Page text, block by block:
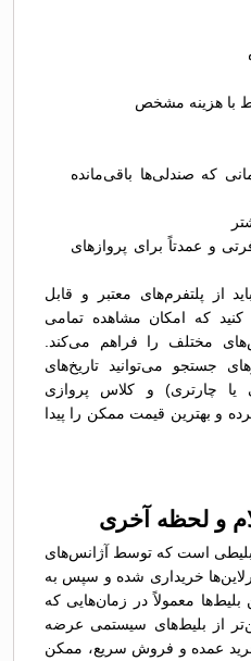
با هزینه مشخص
که صندلی‌ها باقی‌مانده
و عمدتاً برای پروازهای
از پلتفرم‌های معتبر و قابل
کنید که امکان مشاهده تمامی
مختلف را فراهم می‌کند.
جستجو می‌توانید تاریخ‌های
یا چارتری) و کلاس پروازی
و بهترین قیمت ممکن را پیدا
و لحظه آخری
بلیطی است که توسط آژانس‌های
خریداری شده و سپس به
معمولاً در زمان‌هایی که
از بلیط‌های سیستمی عرضه
عمده و فروش سریع، ممکن